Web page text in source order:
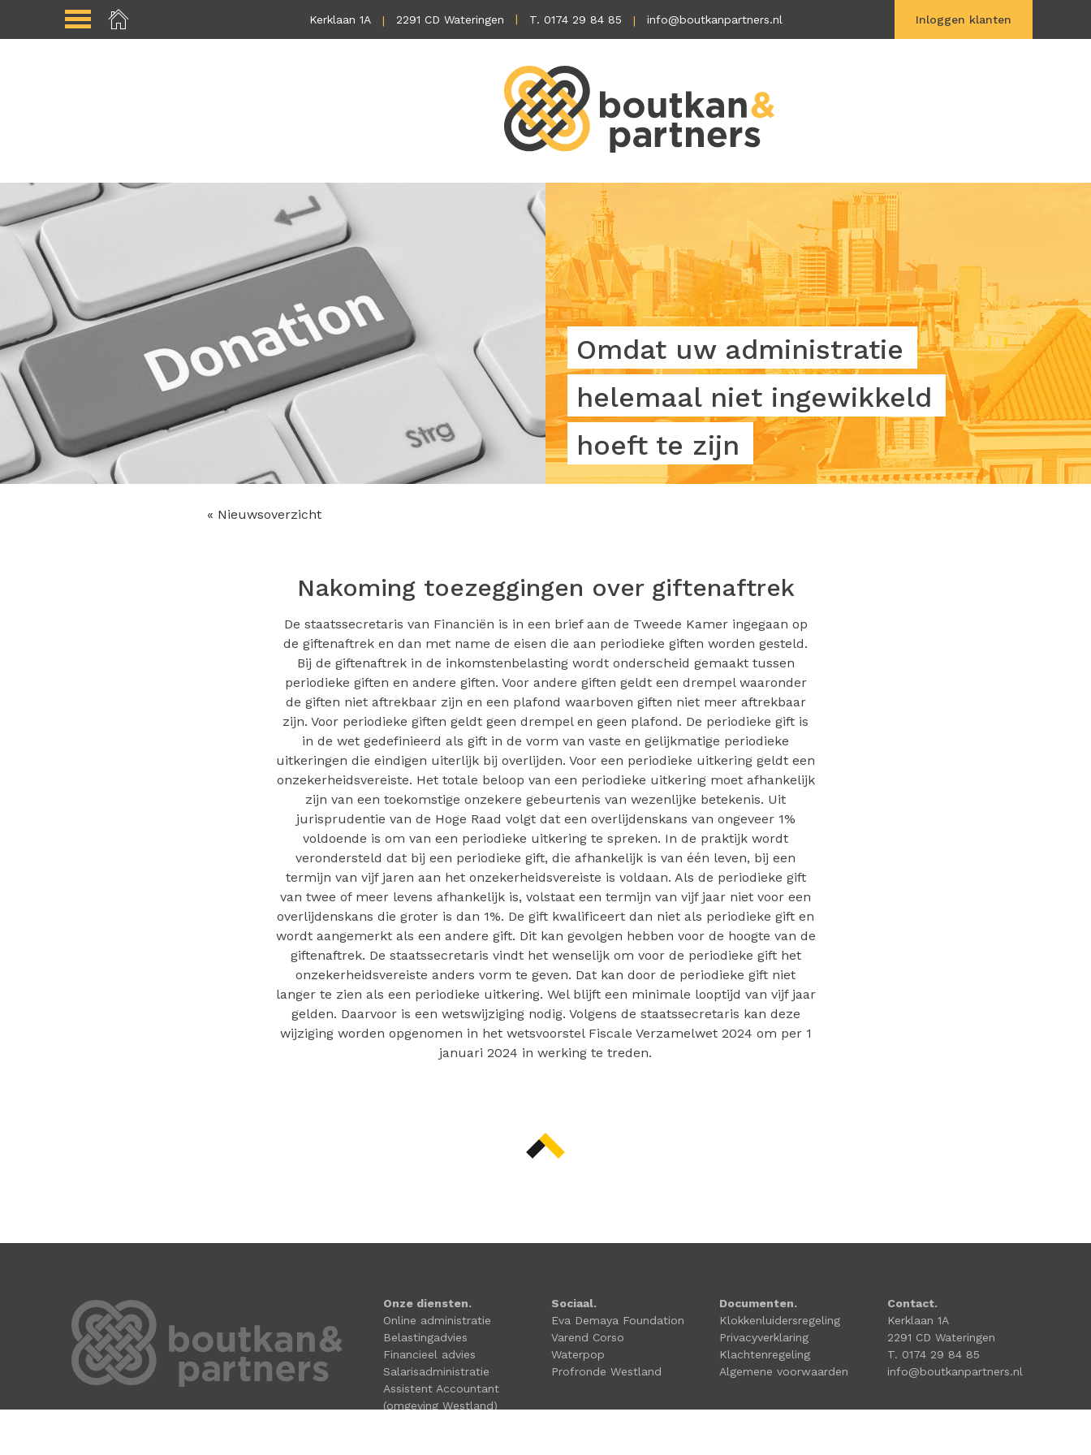
Kerklaan 1A 2291 CD Wateringen T. 0174 29 84 85 info@boutkanpartners.nl Inloggen klanten
Omdat uw administratie
helemaal niet ingewikkeld
hoeft te zijn
« Nieuwsoverzicht
Nakoming toezeggingen over giftenaftrek
De staatssecretaris van Financiën is in een brief aan de Tweede Kamer ingegaan op
de giftenaftrek en dan met name de eisen die aan periodieke giften worden gesteld.
Bij de giftenaftrek in de inkomstenbelasting wordt onderscheid gemaakt tussen
periodieke giften en andere giften. Voor andere giften geldt een drempel waaronder
de giften niet aftrekbaar zijn en een plafond waarboven giften niet meer aftrekbaar
zijn. Voor periodieke giften geldt geen drempel en geen plafond. De periodieke gift is
in de wet gedefinieerd als gift in de vorm van vaste en gelijkmatige periodieke
uitkeringen die eindigen uiterlijk bij overlijden. Voor een periodieke uitkering geldt een
onzekerheidsvereiste. Het totale beloop van een periodieke uitkering moet afhankelijk
zijn van een toekomstige onzekere gebeurtenis van wezenlijke betekenis. Uit
jurisprudentie van de Hoge Raad volgt dat een overlijdenskans van ongeveer 1%
voldoende is om van een periodieke uitkering te spreken. In de praktijk wordt
verondersteld dat bij een periodieke gift, die afhankelijk is van één leven, bij een
termijn van vijf jaren aan het onzekerheidsvereiste is voldaan. Als de periodieke gift
van twee of meer levens afhankelijk is, volstaat een termijn van vijf jaar niet voor een
overlijdenskans die groter is dan 1%. De gift kwalificeert dan niet als periodieke gift en
wordt aangemerkt als een andere gift. Dit kan gevolgen hebben voor de hoogte van de
giftenaftrek. De staatssecretaris vindt het wenselijk om voor de periodieke gift het
onzekerheidsvereiste anders vorm te geven. Dat kan door de periodieke gift niet
langer te zien als een periodieke uitkering. Wel blijft een minimale looptijd van vijf jaar
gelden. Daarvoor is een wetswijziging nodig. Volgens de staatssecretaris kan deze
wijziging worden opgenomen in het wetsvoorstel Fiscale Verzamelwet 2024 om per 1
januari 2024 in werking te treden.
Onze diensten.
Online administratie
Belastingadvies
Financieel advies
Salarisadministratie
Assistent Accountant
(omgeving Westland)
Sociaal.
Eva Demaya Foundation
Varend Corso
Waterpop
Profronde Westland
Documenten.
Klokkenluidersregeling
Privacyverklaring
Klachtenregeling
Algemene voorwaarden
Contact.
Kerklaan 1A
2291 CD Wateringen
T. 0174 29 84 85
info@boutkanpartners.nl